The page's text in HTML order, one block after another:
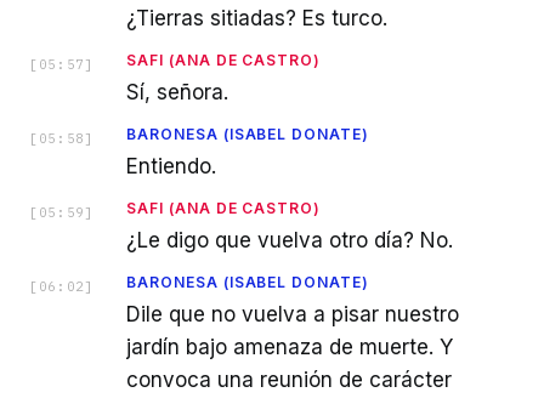
¿Tierras sitiadas? Es turco.
[ 05:57 ] SAFI (ANA DE CASTRO)
Sí, señora.
[ 05:58 ] BARONESA (ISABEL DONATE)
Entiendo.
[ 05:59 ] SAFI (ANA DE CASTRO)
¿Le digo que vuelva otro día? No.
[ 06:02 ] BARONESA (ISABEL DONATE)
Dile que no vuelva a pisar nuestro
jardín bajo amenaza de muerte. Y
convoca una reunión de carácter